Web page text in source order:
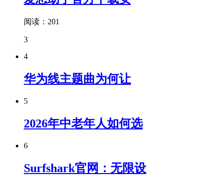
阅读：201
3
4
华为线主题曲为何让
5
2026年中老年人如何选
6
Surfshark官网：无限设